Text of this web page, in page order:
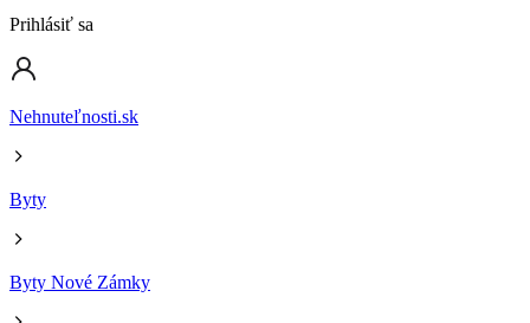
Prihlásiť sa
Nehnuteľnosti.sk
Byty
Byty Nové Zámky